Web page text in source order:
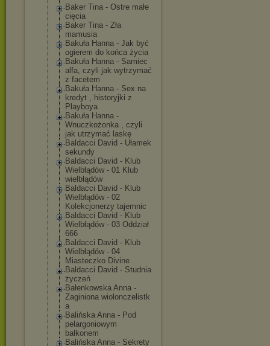
Baker Tina - Ostre małe
cięcia
Baker Tina - Zła
mamusia
Bakuła Hanna - Jak być
ogierem do końca życia
Bakuła Hanna - Samiec
alfa, czyli jak wytrzymać
z facetem
Bakuła Hanna - Sex na
kredyt , historyjki z
Playboya
Bakuła Hanna -
Wnuczkożonka , czyli
jak utrzymać laskę
Baldacci David - Ułamek
sekundy
Baldacci David - Klub
Wielbłądów - 01 Klub
wielbłądów
Baldacci David - Klub
Wielbłądów - 02
Kolekcjonerzy tajemnic
Baldacci David - Klub
Wielbłądów - 03 Oddział
666
Baldacci David - Klub
Wielbłądów - 04
Miasteczko Divine
Baldacci David - Studnia
życzeń
Bałenkowska Anna -
Zaginiona wiolonczelistk
a
Balińska Anna - Pod
pelargoniowym
balkonem
Balińska Anna - Sekrety